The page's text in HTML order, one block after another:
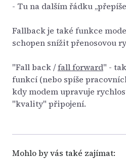
- Tu na dalším řádku
Fallback je také funkce
schopen snížit přenosovou
"Fall back /fall forward" -
funkcí (nebo spíše
kdy modem upravuje
"kvality" připojení.
Mohlo by vás také zajímat: